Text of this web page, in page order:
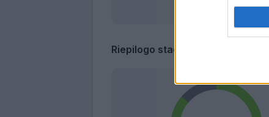
Riepilogo stagione